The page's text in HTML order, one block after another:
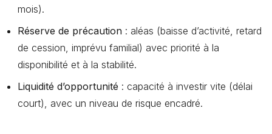
mois).
Réserve de précaution : aléas (baisse d’activité, retard
de cession, imprévu familial) avec priorité à la
disponibilité et à la stabilité.
Liquidité d’opportunité : capacité à investir vite (délai
court), avec un niveau de risque encadré.